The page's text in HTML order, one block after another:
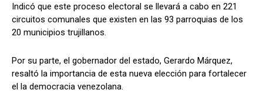
Indicó que este proceso electoral se llevará a cabo en 221
circuitos comunales que existen en las 93 parroquias de los
20 municipios trujillanos.
Por su parte, el gobernador del estado, Gerardo Márquez,
resaltó la importancia de esta nueva elección para fortalecer
el la democracia venezolana.